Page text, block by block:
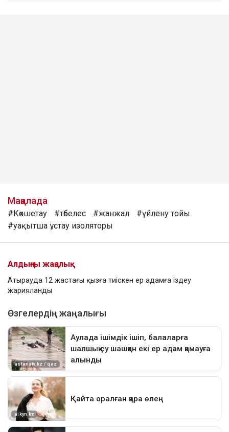
Мақалада
#Көкшетау #төбелес #жанжал
#үйлену тойы
#уақытша ұстау изоляторы
Алдыңғы жаңалық
Атырауда 12 жастағы қызға тиіскен ер адамға іздеу
жарияланды